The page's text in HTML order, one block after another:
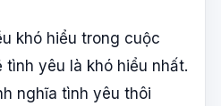
khó hiểu trong cuộc
yêu là khó hiểu nhất.
nghĩa tình yêu thôi